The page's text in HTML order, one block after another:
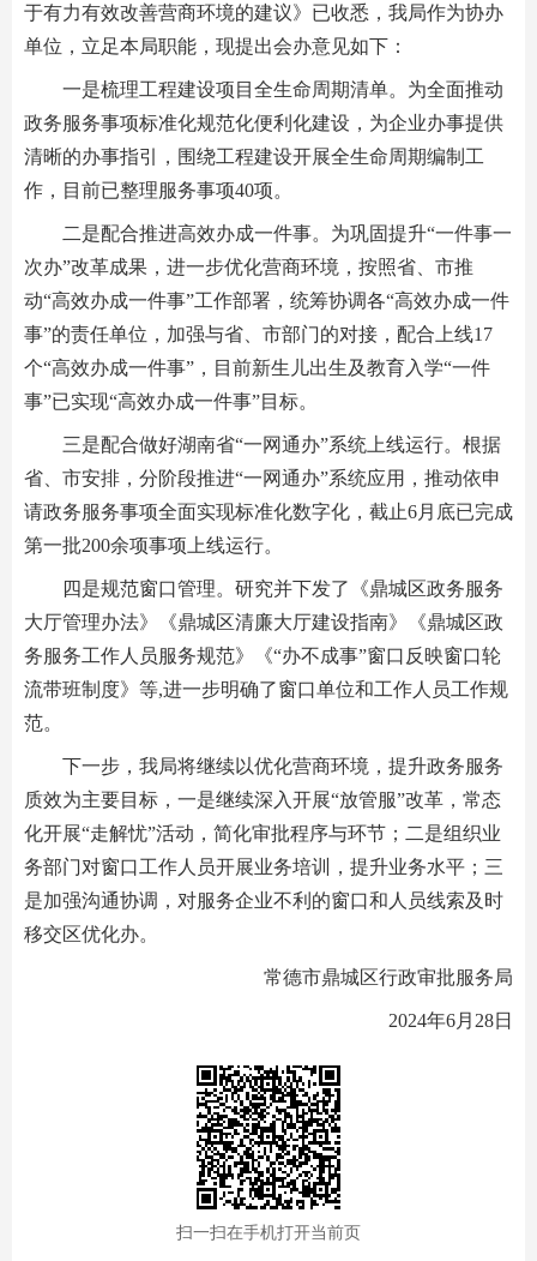
于有力有效改善营商环境的建议》已收悉，我局作为协办
单位，立足本局职能，现提出会办意见如下：
一是梳理工程建设项目全生命周期清单。为全面推动
政务服务事项标准化规范化便利化建设，为企业办事提供
清晰的办事指引，围绕工程建设开展全生命周期编制工
作，目前已整理服务事项40项。
二是配合推进高效办成一件事。为巩固提升“一件事一
次办”改革成果，进一步优化营商环境，按照省、市推
动“高效办成一件事”工作部署，统筹协调各“高效办成一件
事”的责任单位，加强与省、市部门的对接，配合上线17
个“高效办成一件事”，目前新生儿出生及教育入学“一件
事”已实现“高效办成一件事”目标。
三是配合做好湖南省“一网通办”系统上线运行。根据
省、市安排，分阶段推进“一网通办”系统应用，推动依申
请政务服务事项全面实现标准化数字化，截止6月底已完成
第一批200余项事项上线运行。
四是规范窗口管理。研究并下发了《鼎城区政务服务
大厅管理办法》《鼎城区清廉大厅建设指南》《鼎城区政
务服务工作人员服务规范》《“办不成事”窗口反映窗口轮
流带班制度》等,进一步明确了窗口单位和工作人员工作规
范。
下一步，我局将继续以优化营商环境，提升政务服务
质效为主要目标，一是继续深入开展“放管服”改革，常态
化开展“走解忧”活动，简化审批程序与环节；二是组织业
务部门对窗口工作人员开展业务培训，提升业务水平；三
是加强沟通协调，对服务企业不利的窗口和人员线索及时
移交区优化办。
常德市鼎城区行政审批服务局
2024年6月28日
扫一扫在手机打开当前页